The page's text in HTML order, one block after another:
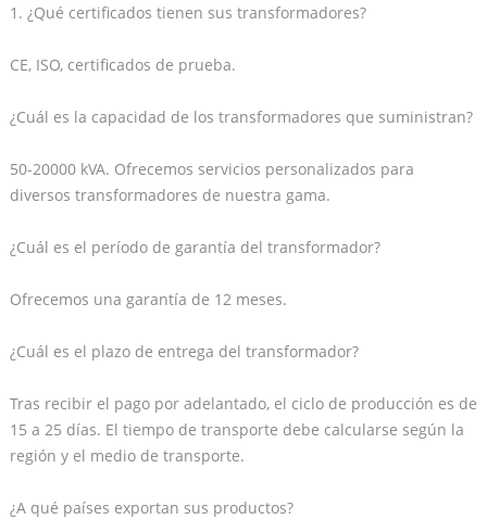
1. ¿Qué certificados tienen sus transformadores?
CE, ISO, certificados de prueba.
¿Cuál es la capacidad de los transformadores que suministran?
50-20000 kVA. Ofrecemos servicios personalizados para
diversos transformadores de nuestra gama.
¿Cuál es el período de garantía del transformador?
Ofrecemos una garantía de 12 meses.
¿Cuál es el plazo de entrega del transformador?
Tras recibir el pago por adelantado, el ciclo de producción es de
15 a 25 días. El tiempo de transporte debe calcularse según la
región y el medio de transporte.
¿A qué países exportan sus productos?